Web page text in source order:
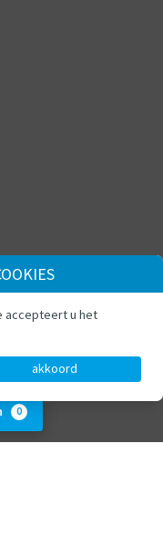
0
accepteert u het
akkoord